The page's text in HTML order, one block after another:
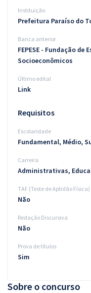
Blog
Atendimento
Sobre o concurso
Instituição
Prefeitura Paraíso do
Banca anterior
FEPESE - Fundação de
Socioeconômicos
Último edital
Link
Requisitos
Escolaridade
Fundamental, Médio,
Carreira
Administrativas,
TAF (Teste de Aptidão Física)
Não
Redação Discursiva
Não
Prova de títulos
Sim